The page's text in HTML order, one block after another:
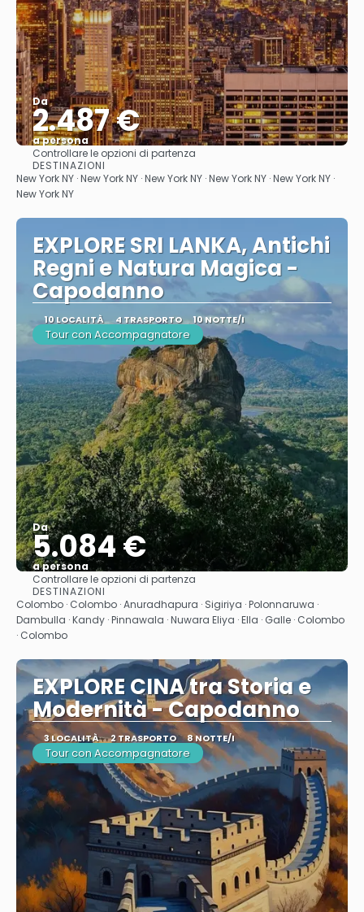
Da
2.487 €
a persona
Vedere
Controllare le opzioni di partenza
DESTINAZIONI
New York NY · New York NY · New York NY · New York NY · New York NY ·
New York NY
EXPLORE SRI LANKA, Antichi
Regni e Natura Magica -
Capodanno
10 LOCALITÀ 4 TRASPORTO 10 NOTTE/I
Tour con Accompagnatore
Da
5.084 €
a persona
Vedere
Controllare le opzioni di partenza
DESTINAZIONI
Colombo · Colombo · Anuradhapura · Sigiriya · Polonnaruwa ·
Dambulla · Kandy · Pinnawala · Nuwara Eliya · Ella · Galle · Colombo
· Colombo
EXPLORE CINA tra Storia e
Modernità - Capodanno
3 LOCALITÀ 2 TRASPORTO 8 NOTTE/I
Tour con Accompagnatore